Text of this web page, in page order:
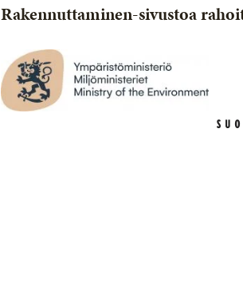
Rakennuttaminen-sivustoa